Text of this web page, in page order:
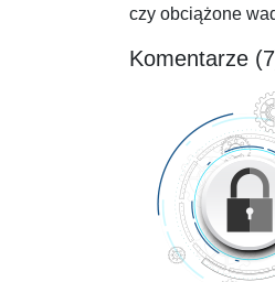
czy obciążone
Komentarze